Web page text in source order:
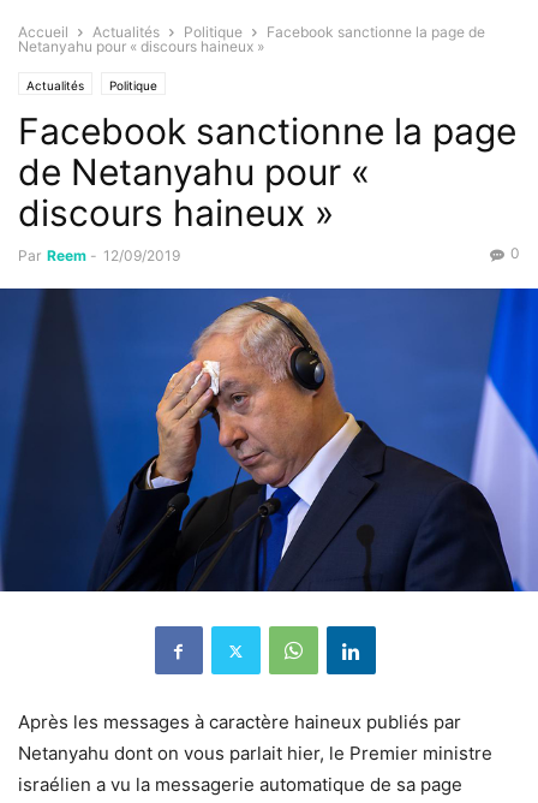
Accueil Actualités Politique
Facebook sanctionne la page de
Netanyahu pour « discours haineux »
Actualités Politique
Facebook sanctionne la page
de Netanyahu pour «
discours haineux »
Par Reem - 12/09/2019 0
Après les messages à caractère haineux publiés par
Netanyahu dont on vous parlait hier, le Premier ministre
israélien a vu la messagerie automatique de sa page